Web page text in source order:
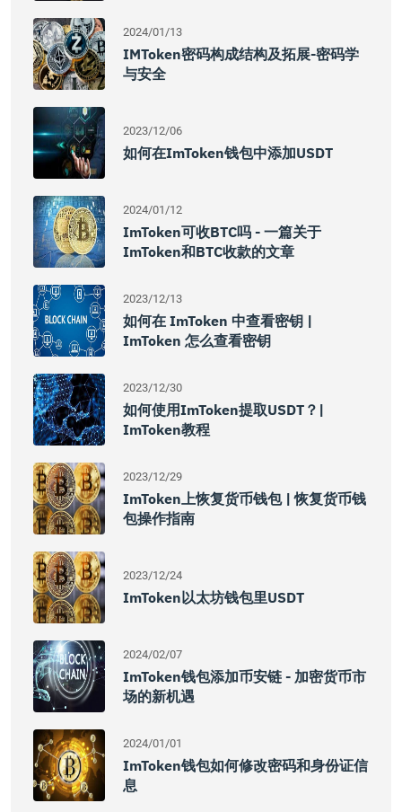
2024/01/13
IMToken密码构成结构及拓展-密码学
与安全
2023/12/06
如何在imToken钱包中添加USDT
2024/01/12
ImToken可收BTC吗 - 一篇关于
ImToken和BTC收款的文章
2023/12/13
如何在 ImToken 中查看密钥 |
ImToken 怎么查看密钥
2023/12/30
如何使用imToken提取USDT？|
ImToken教程
2023/12/29
ImToken上恢复货币钱包 | 恢复货币钱
包操作指南
2023/12/24
ImToken以太坊钱包里USDT
2024/02/07
ImToken钱包添加币安链 - 加密货币市
场的新机遇
2024/01/01
ImToken钱包如何修改密码和身份证信
息